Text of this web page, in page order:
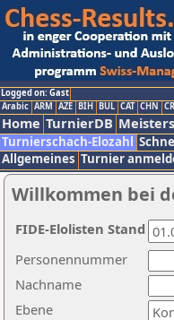
Logged on: Gast
Arabic ARM AZE BIH BUL CAT CHN
Home TurnierDB
Turnierschach-Elozahl
Allgemeines Turnier
Willkommen bei
Nachname
Ebene
Personennummer
FIDE-Elolisten Stand